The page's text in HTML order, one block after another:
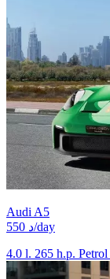
Audi A5
550 د/day
4.0 l. 265 h.p. Petrol